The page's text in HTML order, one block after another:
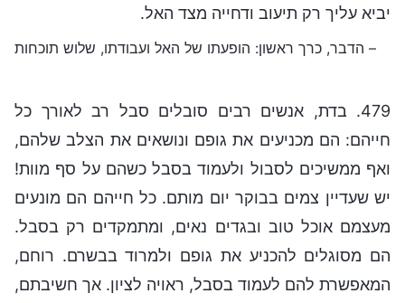
יביא עליך רק תיעוב ודחייה מצד האל.
– הדבר, כרך ראשון: הופעתו של האל ועבודתו, שלוש תוכחות
479. בדת, אנשים רבים סובלים סבל רב לאורך כל
חייהם: הם מכניעים את גופם ונושאים את הצלב שלהם,
ואף ממשיכים לסבול ולעמוד בסבל כשהם על סף מוות!
יש שעדיין צמים בבוקר יום מותם. כל חייהם הם מונעים
מעצמם אוכל טוב ובגדים נאים, ומתמקדים רק בסבל.
הם מסוגלים להכניע את גופם ולמרוד בבשרם. רוחם,
המאפשרת להם לעמוד בסבל, ראויה לציון. אך חשיבתם,